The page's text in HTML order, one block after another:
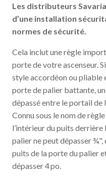
Les distributeurs
d’une installation
normes de sécurité.
Cela inclut une règle
porte de votre ascenseur.
style accordéon ou pliable
porte de palier battante,
dépassé entre le portail de
Connu sous le nom de
l’intérieur du puits
palier ne peut dépasser
puits de la porte du palier
dépasser 4 po.